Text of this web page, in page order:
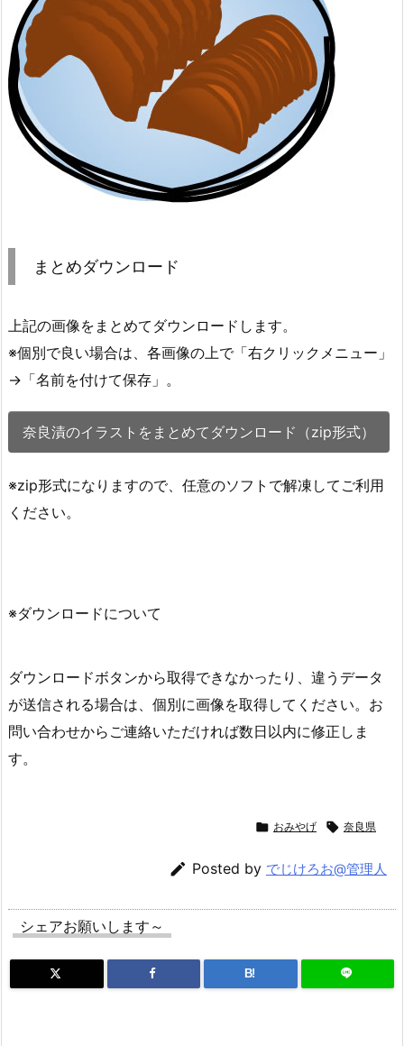
まとめダウンロード
上記の画像をまとめてダウンロードします。
※個別で良い場合は、各画像の上で「右クリックメニュー」
→「名前を付けて保存」。
奈良漬のイラストをまとめてダウンロード（zip形式）
※zip形式になりますので、任意のソフトで解凍してご利用
ください。
※ダウンロードについて
ダウンロードボタンから取得できなかったり、違うデータ
が送信される場合は、個別に画像を取得してください。お
問い合わせからご連絡いただければ数日以内に修正しま
す。
 おみやげ  奈良県
 Posted by でじけろお@管理人
シェアお願いします～
B!